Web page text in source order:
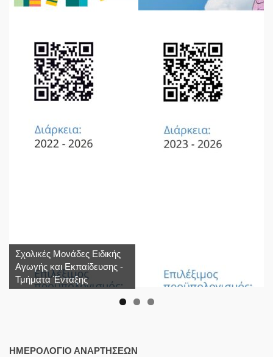
Σχολικές Μονάδες Ειδικής
Αγωγής και Εκπαίδευσης -
Τμήματα Ένταξης
ΗΜΕΡΟΛΌΓΙΟ ΑΝΑΡΤΉΣΕΩΝ